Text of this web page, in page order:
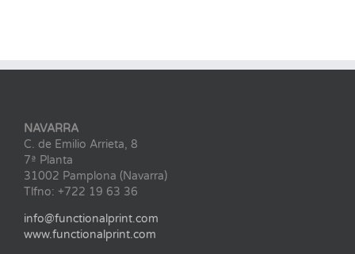
NAVARRA
C. de Emilio Arrieta, 8
7ª Planta
31002 Pamplona (Navarra)
Tlfno: +722 19 63 36
info@functionalprint.com
www.functionalprint.com